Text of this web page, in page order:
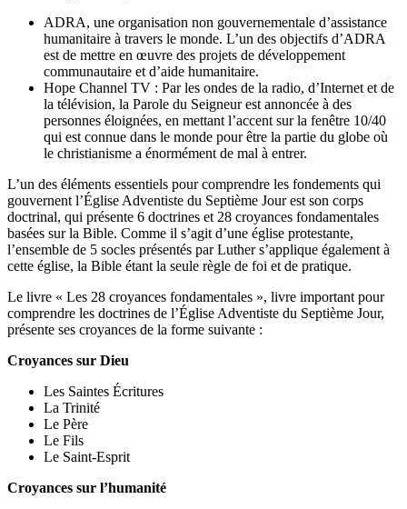
ADRA, une organisation non gouvernementale d’assistance
humanitaire à travers le monde. L’un des objectifs d’ADRA
est de mettre en œuvre des projets de développement
communautaire et d’aide humanitaire.
Hope Channel TV : Par les ondes de la radio, d’Internet et de
la télévision, la Parole du Seigneur est annoncée à des
personnes éloignées, en mettant l’accent sur la fenêtre 10/40
qui est connue dans le monde pour être la partie du globe où
le christianisme a énormément de mal à entrer.
L’un des éléments essentiels pour comprendre les fondements qui
gouvernent l’Église Adventiste du Septième Jour est son corps
doctrinal, qui présente 6 doctrines et 28 croyances fondamentales
basées sur la Bible. Comme il s’agit d’une église protestante,
l’ensemble de 5 socles présentés par Luther s’applique également à
cette église, la Bible étant la seule règle de foi et de pratique.
Le livre « Les 28 croyances fondamentales », livre important pour
comprendre les doctrines de l’Église Adventiste du Septième Jour,
présente ses croyances de la forme suivante :
Croyances sur Dieu
Les Saintes Écritures
La Trinité
Le Père
Le Fils
Le Saint-Esprit
Croyances sur l’humanité